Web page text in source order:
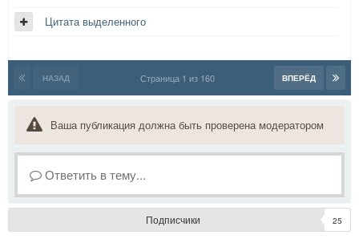
Цитата выделенного
НАЗАД ВПЕРЁД
Страница 1 из 160
Ваша публикация должна быть проверена модератором
Ответить в тему...
Подписчики 25